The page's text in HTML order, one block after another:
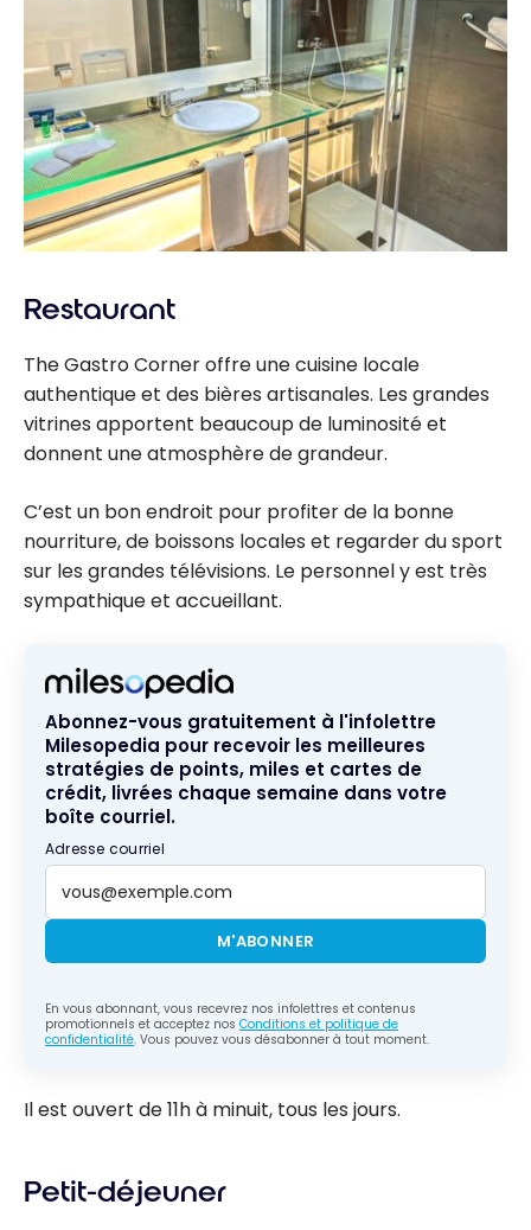
Restaurant
The Gastro Corner offre une cuisine locale
authentique et des bières artisanales. Les grandes
vitrines apportent beaucoup de luminosité et
donnent une atmosphère de grandeur.
C’est un bon endroit pour profiter de la bonne
nourriture, de boissons locales et regarder du sport
sur les grandes télévisions. Le personnel y est très
sympathique et accueillant.
Abonnez-vous gratuitement à l'infolettre
Milesopedia pour recevoir les meilleures
stratégies de points, miles et cartes de
crédit, livrées chaque semaine dans votre
boîte courriel.
Adresse courriel
M'ABONNER
En vous abonnant, vous recevrez nos infolettres et contenus
promotionnels et acceptez nos Conditions et politique de
confidentialité. Vous pouvez vous désabonner à tout moment.
Il est ouvert de 11h à minuit, tous les jours.
Petit-déjeuner